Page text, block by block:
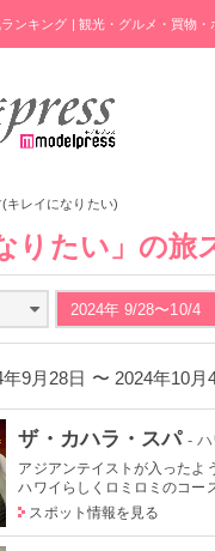
ンキング | 観光・グルメ・買物・
キレイになりたい)
りたい」の
2024年 9/28〜10/4
9月28日 〜 2024年10
ザ・カハラ・スパ -
アジアンテイストが入ったよ
ハワイらしくロミロミのコー
スポット情報を見る